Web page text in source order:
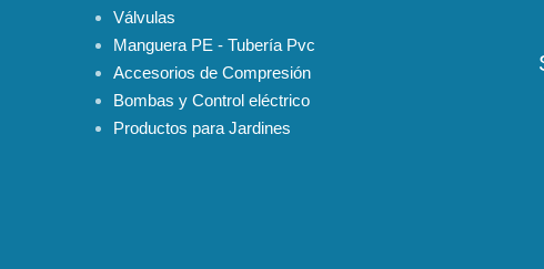
Válvulas
Manguera PE - Tubería Pvc
Accesorios de Compresión
Bombas y Control eléctrico
Productos para Jardines